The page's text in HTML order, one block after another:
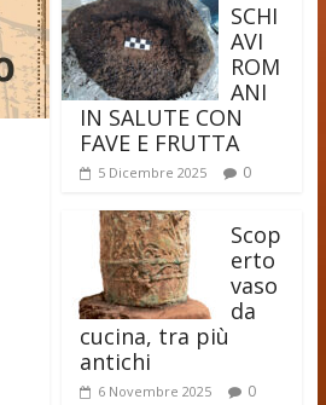
SCHI
AVI
ROM
ANI
IN SALUTE CON
FAVE E FRUTTA
5 Dicembre 2025 0
Scop
erto
vaso
da
cucina, tra più
antichi
6 Novembre 2025 0